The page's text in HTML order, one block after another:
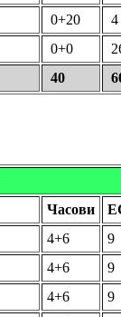
0+20
4
0+0
40
Часови
4+6
9
4+6
9
4+6
9